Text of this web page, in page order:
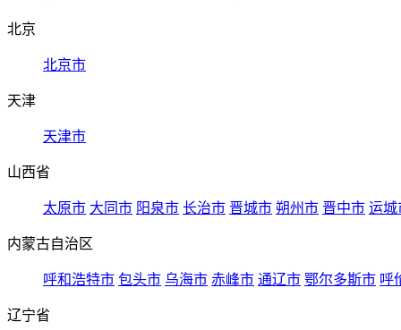
北京
北京市
天津
天津市
山西省
太原市 大同市 阳泉市 长治市 晋城市 朔州市 晋中市 运城
内蒙古自治区
呼和浩特市 包头市 乌海市 赤峰市 通辽市 鄂尔多斯市 呼
辽宁省